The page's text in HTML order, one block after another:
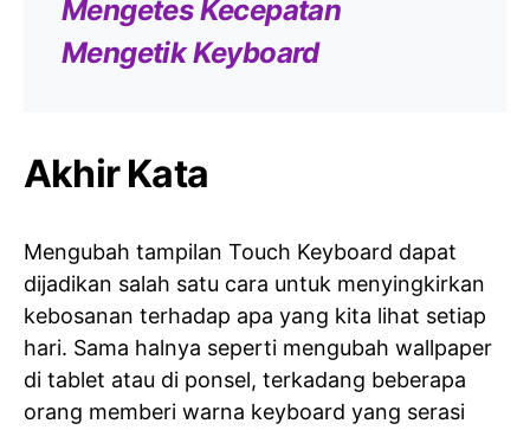
Mengetes Kecepatan
Mengetik Keyboard
Akhir Kata
Mengubah tampilan Touch Keyboard dapat
dijadikan salah satu cara untuk menyingkirkan
kebosanan terhadap apa yang kita lihat setiap
hari. Sama halnya seperti mengubah wallpaper
di tablet atau di ponsel, terkadang beberapa
orang memberi warna keyboard yang serasi